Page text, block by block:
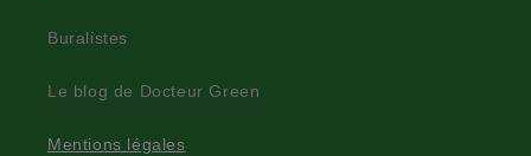
Buralistes
Le blog de Docteur Green
Mentions légales